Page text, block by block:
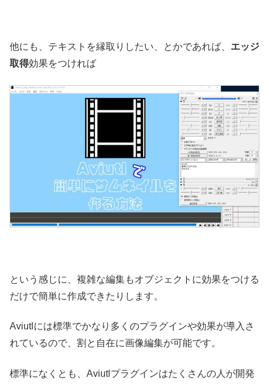
他にも、テキストを縁取りしたい、とかであれば、 エッジ
取得効果をつければ
という感じに、複雑な編集もオブジェクトに効果をつける
だけで簡単に作成できたりします。
Aviutlには標準でかなり多くのプラグインや効果が導入さ
れているので、割と自在に画像編集が可能です。
標準になくとも、Aviutlプラグインはたくさんの人が開発